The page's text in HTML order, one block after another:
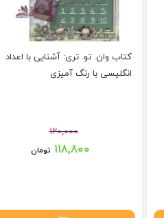
کتاب وان. تو. تری: آشنایی با اعداد
انگلیسی با رنگ آمیزی
۱۲۰,۰۰۰
قیمت اصلی: ۱۲۰,۰۰۰ تومان بود.۱۱۸,۸۰۰ تومان